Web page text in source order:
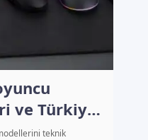
ve Türkiye
teknik